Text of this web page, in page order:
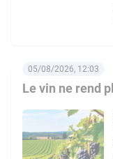
Le vin ne rend
05/08/2026, 12:03